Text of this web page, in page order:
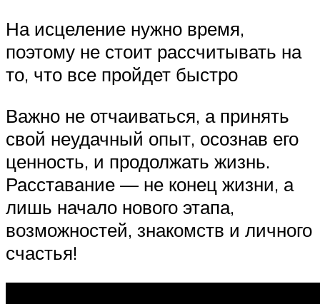
На исцеление нужно время,
поэтому не стоит рассчитывать на
то, что все пройдет быстро
Важно не отчаиваться, а принять
свой неудачный опыт, осознав его
ценность, и продолжать жизнь.
Расставание — не конец жизни, а
лишь начало нового этапа,
возможностей, знакомств и личного
счастья!